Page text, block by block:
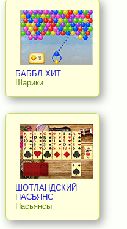
БАББЛ ХИТ
Шарики
ШОТЛАНДСКИЙ
ПАСЬЯНС
Пасьянсы